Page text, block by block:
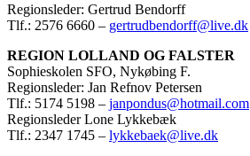
Regionsleder: Gertrud Bendorff
Tlf.: 2576 6660 – gertrudbendorff@live.dk
REGION LOLLAND OG FALSTER
Sophieskolen SFO, Nykøbing F.
Regionsleder: Jan Refnov Petersen
Tlf.: 5174 5198 – janpondus@hotmail.com
Regionsleder Lone Lykkebæk
Tlf.: 2347 1745 – lykkebaek@live.dk